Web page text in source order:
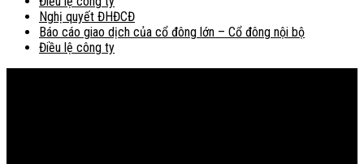
Nghị quyết ĐHĐCĐ
Báo cáo giao dịch của cổ đông lớn – Cổ đông nội bộ
Điều lệ công ty